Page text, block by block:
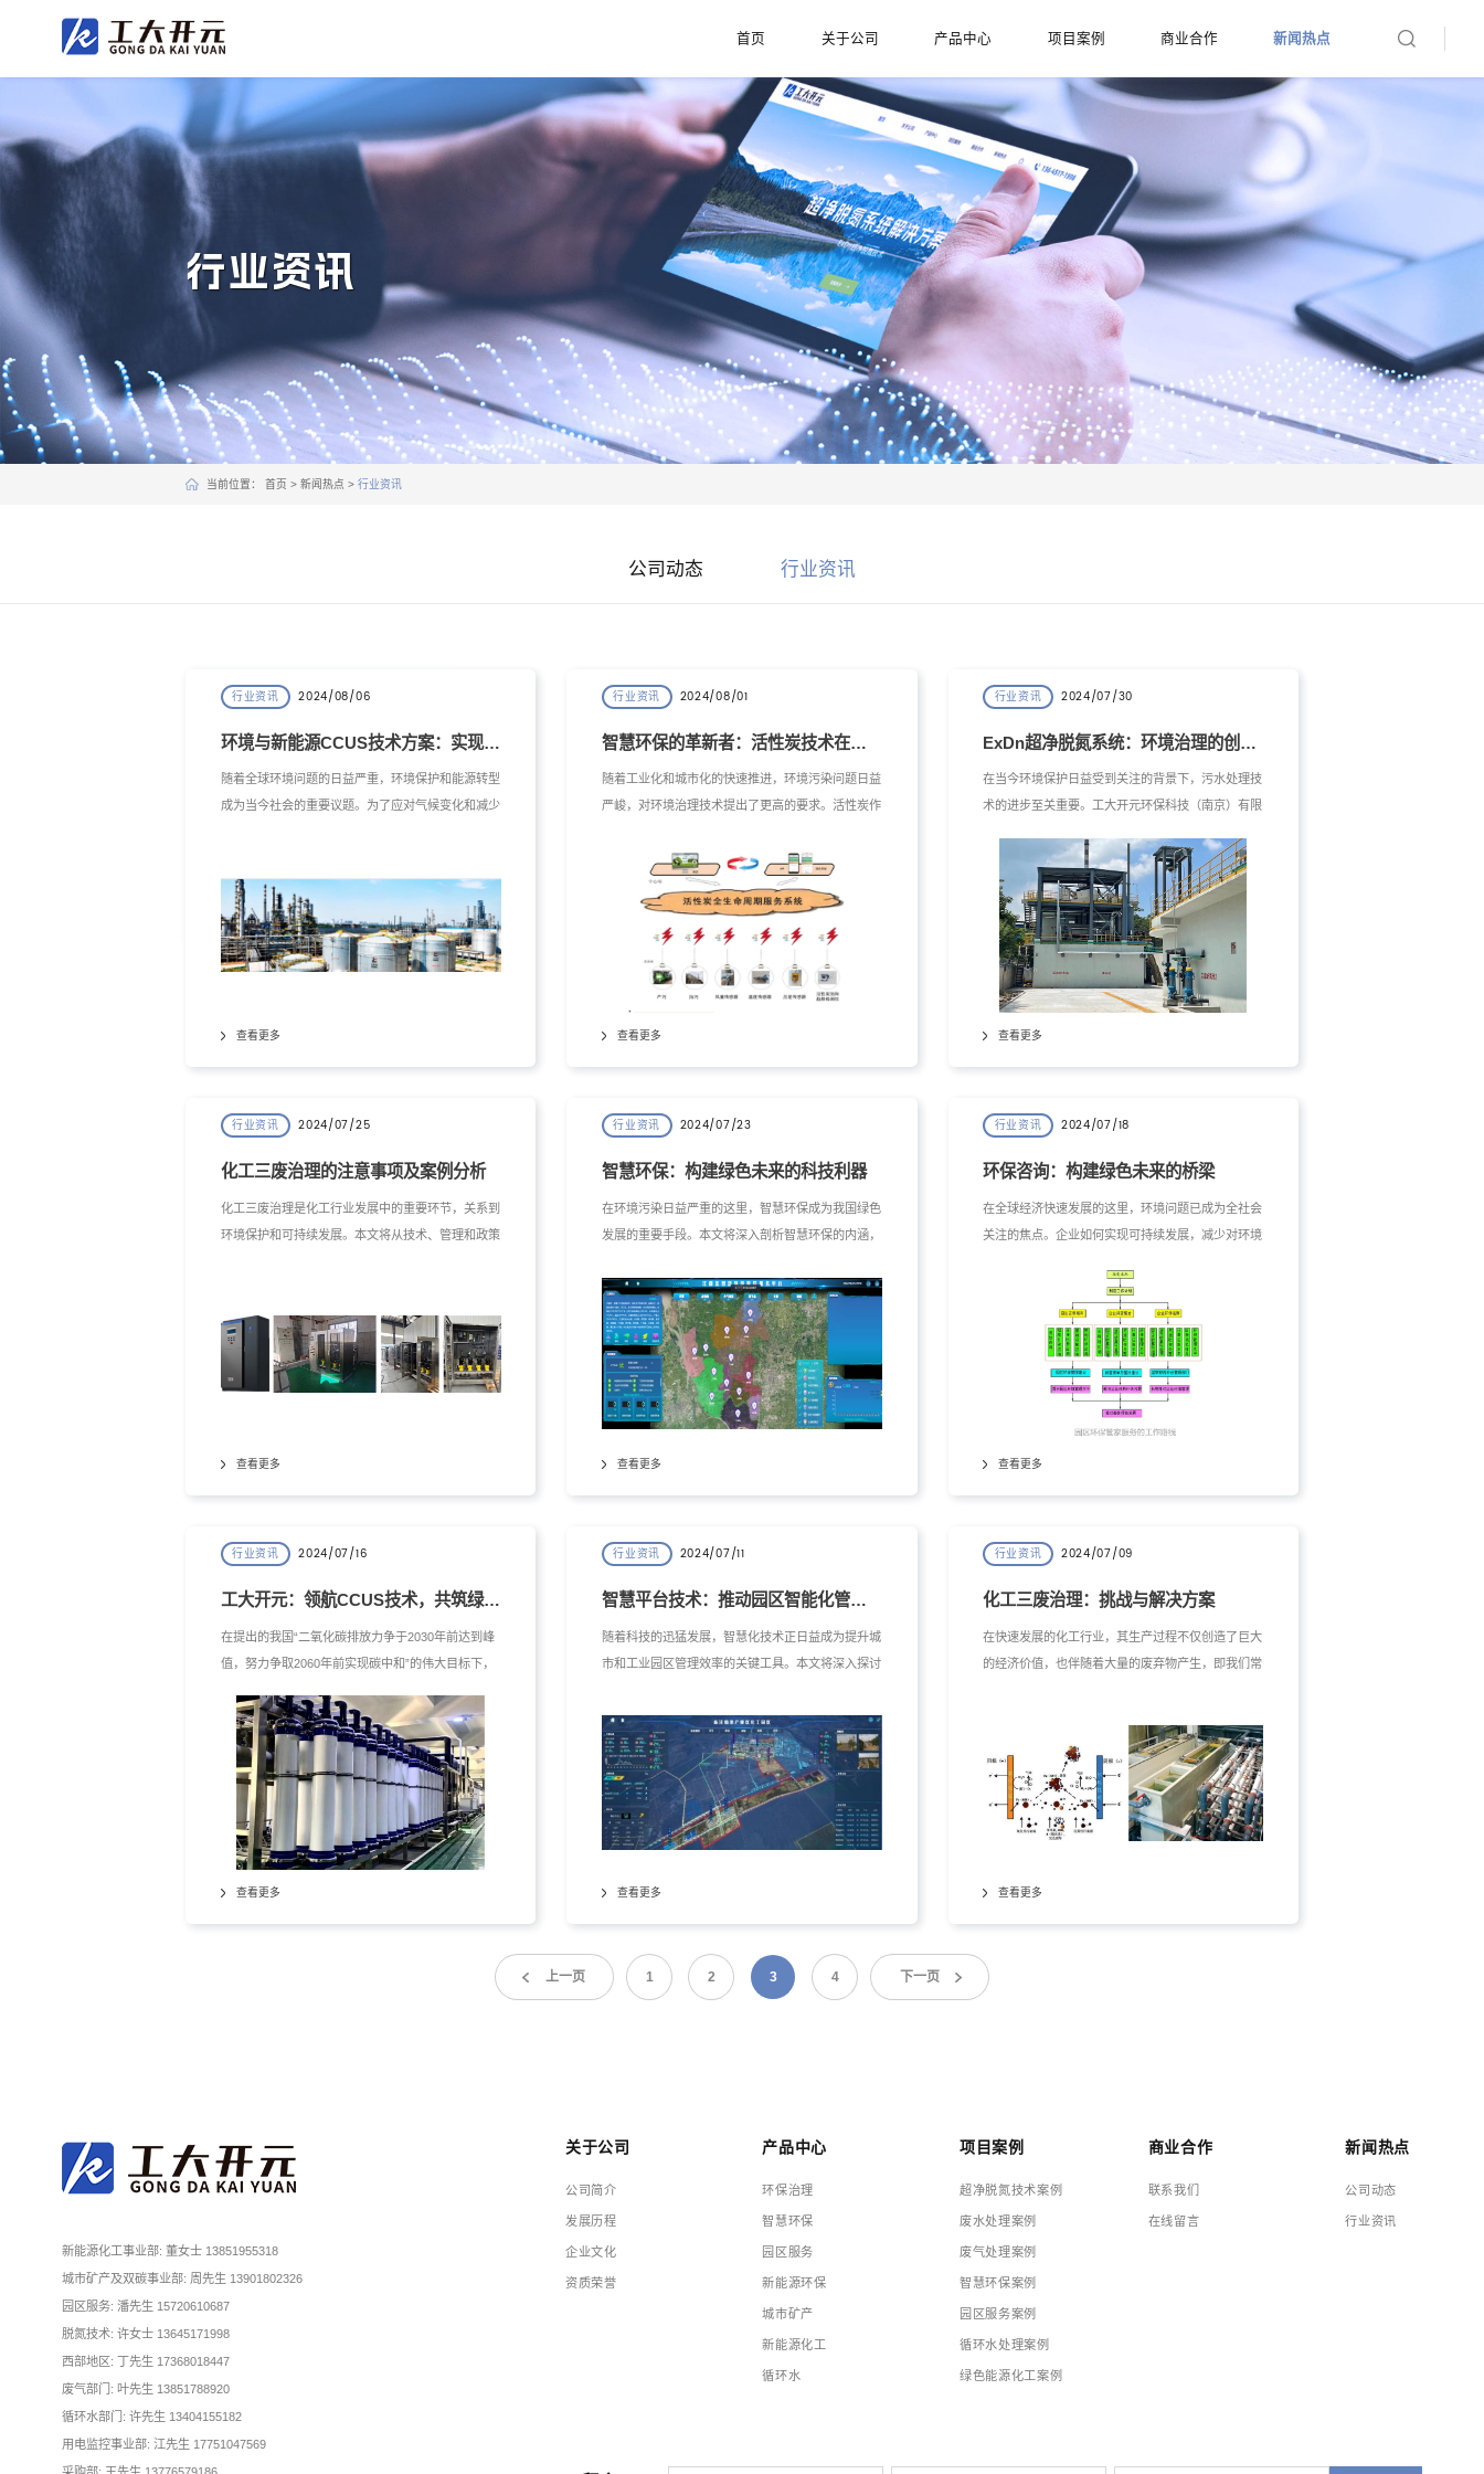
首页 关于公司 产品中心 项目案例 商业合作 新闻热点
行业资讯
当前位置： 首页 > 新闻热点 >行业资讯
公司动态 行业资讯
行业资讯 2024/08/06
环境与新能源CCUS技术方案：实现环境保护与能源转型
随着全球环境问题的日益严重，环境保护和能源转型
成为当今社会的重要议题。为了应对气候变化和减少
捕集CO2和CO2耦合废盐制碳酸钠，以及工大开元
环保科技（南京）有限公司在该领域的贡献。
查看更多
行业资讯 2024/08/01
智慧环保的革新者：活性炭技术在现代环境治理中的应用
随着工业化和城市化的快速推进，环境污染问题日益
严峻，对环境治理技术提出了更高的要求。活性炭作
重要角色。如今，工大开元环保科技（南京）有限公
司引导的“智慧环保”理念，将活性炭技术与现代信息
技术深度融合，打造出一套先进的活性炭全生命周期
管理系统，实现了环保治理的智能化、精确化与高效
查看更多
行业资讯 2024/07/30
ExDn超净脱氮系统：环境治理的创新解决方案
在当今环境保护日益受到关注的背景下，污水处理技
术的进步至关重要。工大开元环保科技（南京）有限
提供了一种创新的解决方案。本文将深入探讨ExDn
技术的主要组成部分及其在环境治理中的应用价值。
查看更多
行业资讯 2024/07/25
化工三废治理的注意事项及案例分析
化工三废治理是化工行业发展中的重要环节，关系到
环境保护和可持续发展。本文将从技术、管理和政策
和总结。
查看更多
行业资讯 2024/07/23
智慧环保：构建绿色未来的科技利器
在环境污染日益严重的这里，智慧环保成为我国绿色
发展的重要手段。本文将深入剖析智慧环保的内涵，
水系统在内的多项技术，旨在为我国环保事业提供新
思路。结尾将代入工大开元环保科技（南京）有限公
司，展示其在智慧环保领域的实践成果。
查看更多
行业资讯 2024/07/18
环保咨询：构建绿色未来的桥梁
在全球经济快速发展的这里，环境问题已成为全社会
关注的焦点。企业如何实现可持续发展，减少对环境
环保咨询作为一门专业的咨询服务，为企业及其他组
织提供了一系列的解决方案和支持，帮助它们优化环
境绩效，实现绿色发展。本文将深入探讨环保咨询的
服务内容及其在现代环境保护中的重要作用，特别介
绍工大开元环保科技（南京）有限公司在该领域的突
查看更多
行业资讯 2024/07/16
工大开元：领航CCUS技术，共筑绿色未来
在提出的我国“二氧化碳排放力争于2030年前达到峰
值，努力争取2060年前实现碳中和”的伟大目标下，
召，大力发展环境与新能源技术，特别是碳捕集利用
与封存（CCUS）技术，为实现碳达峰、碳中和目标
贡献智慧和力量。
查看更多
行业资讯 2024/07/11
智慧平台技术：推动园区智能化管理的前沿利器
随着科技的迅猛发展，智慧化技术正日益成为提升城
市和工业园区管理效率的关键工具。本文将深入探讨
环保、能效等方面的重要作用。特别关注工大开元环
保科技（南京）有限公司在智慧平台技术领域的突出
贡献和先进地位。
查看更多
行业资讯 2024/07/09
化工三废治理：挑战与解决方案
在快速发展的化工行业，其生产过程不仅创造了巨大
的经济价值，也伴随着大量的废弃物产生，即我们常
染，对人类健康构成威胁。因此，化工三废治理成为
化工行业可持续发展的重要议题。本文将详细探讨化
工三废治理的概念、挑战以及治理方案，并在结尾部
分代入工大开元环保科技（南京）有限公司在化工三
查看更多
上一页 1 2 3 4 下一页
新能源化工事业部: 董女士 13851955318
城市矿产及双碳事业部: 周先生 13901802326
园区服务: 潘先生 15720610687
脱氮技术: 许女士 13645171998
西部地区: 丁先生 17368018447
废气部门: 叶先生 13851788920
循环水部门: 许先生 13404155182
用电监控事业部: 江先生 17751047569
关于公司
公司简介
发展历程
企业文化
资质荣誉
产品中心
环保治理
智慧环保
园区服务
新能源环保
城市矿产
新能源化工
循环水
项目案例
超净脱氮技术案例
废水处理案例
废气处理案例
智慧环保案例
园区服务案例
循环水处理案例
绿色能源化工案例
商业合作
联系我们
在线留言
新闻热点
公司动态
行业资讯